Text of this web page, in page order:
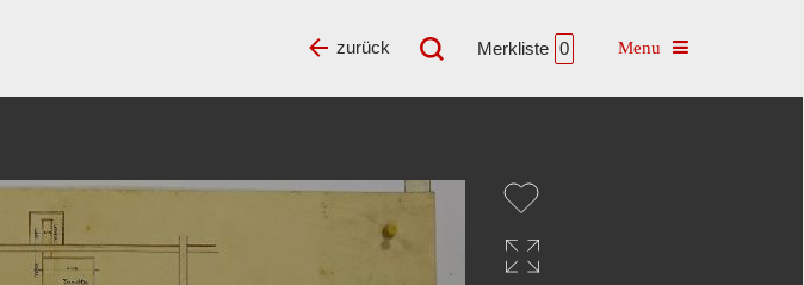
Merkliste 0 Toggle navigation
zurück